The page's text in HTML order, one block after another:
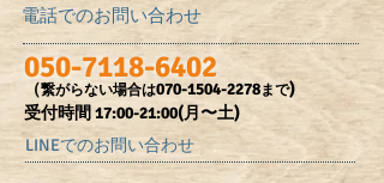
電話でのお問い合わせ
050-7118-6402
（繋がらない場合は070-1504-2278まで)
受付時間​ 17:00-21:00(月〜土)
LINEでのお問い合わせ